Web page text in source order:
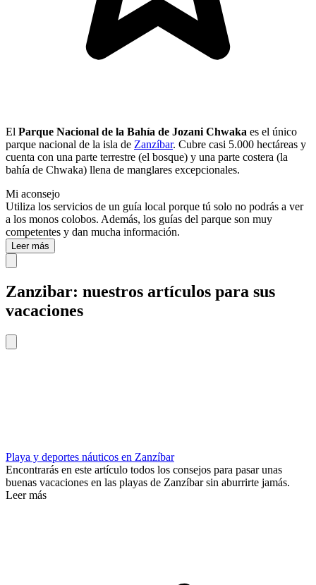
El Parque Nacional de la Bahía de Jozani Chwaka es el único
parque nacional de la isla de Zanzíbar. Cubre casi 5.000 hectáreas y
cuenta con una parte terrestre (el bosque) y una parte costera (la
bahía de Chwaka) llena de manglares excepcionales.
Mi aconsejo
Utiliza los servicios de un guía local porque tú solo no podrás a ver
a los monos colobos. Además, los guías del parque son muy
competentes y dan mucha información.
Leer más
Zanzibar: nuestros artículos para sus
vacaciones
Playa y deportes náuticos en Zanzíbar
Encontrarás en este artículo todos los consejos para pasar unas
buenas vacaciones en las playas de Zanzíbar sin aburrirte jamás.
Leer más